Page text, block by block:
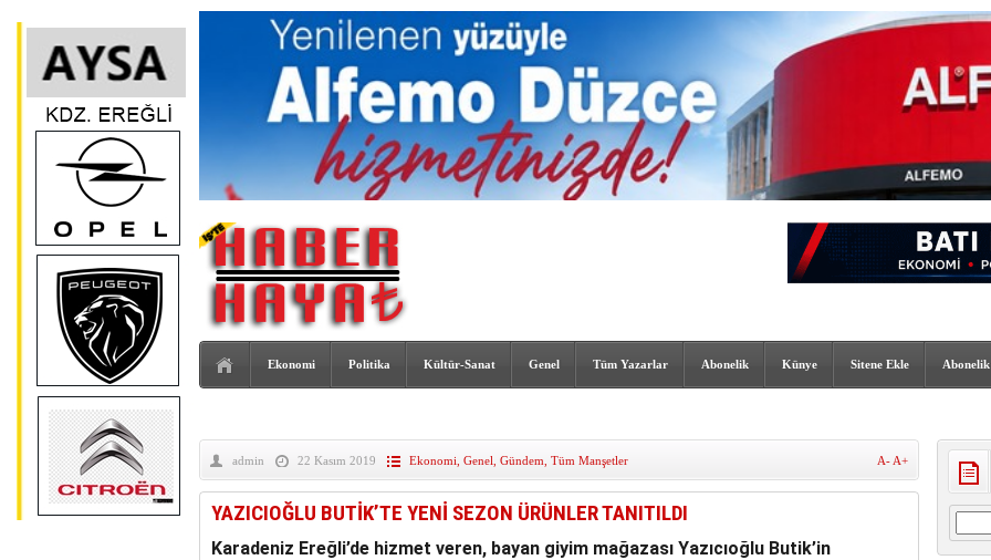
Ekonomi Politika Kültür-Sanat Genel Tüm Yazarlar Abonelik Künye Sitene Ekle Abonelik
admin 22 Kasım 2019 Ekonomi Genel Gündem Tüm Manşetler A- A+
YAZICIOĞLU BUTİK’TE YENİ SEZON ÜRÜNLER TANITILDI
Karadeniz Ereğli’de hizmet veren, bayan giyim mağazası Yazıcıoğlu Butik’in
Arama: